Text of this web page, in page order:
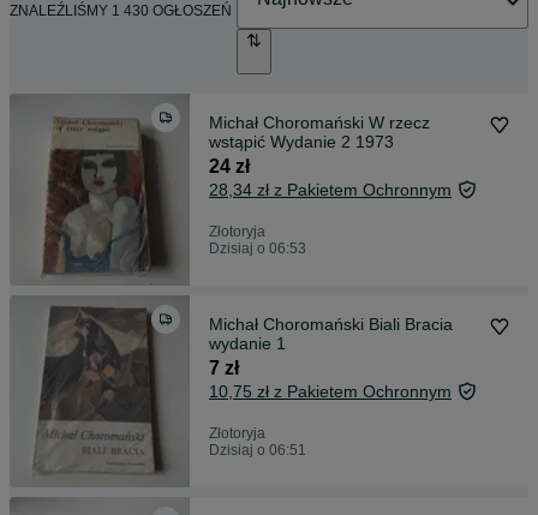
ZNALEŹLIŚMY 1 430 OGŁOSZEŃ
Michał Choromański W rzecz
wstąpić Wydanie 2 1973
24 zł
28,34 zł z Pakietem Ochronnym
Złotoryja
Dzisiaj o 06:53
Michał Choromański Biali Bracia
wydanie 1
7 zł
10,75 zł z Pakietem Ochronnym
Złotoryja
Dzisiaj o 06:51